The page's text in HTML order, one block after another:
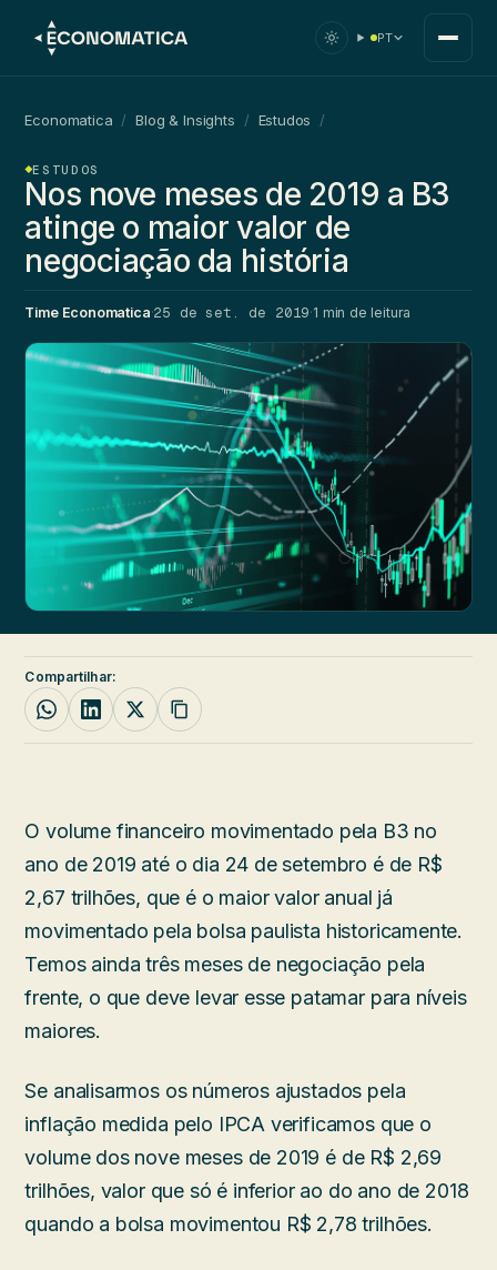
PT
Economatica / Blog & Insights / Estudos /
ESTUDOS
Nos nove meses de 2019 a B3
atinge o maior valor de
negociação da história
Time Economatica·25 de set. de 2019·1 min de leitura
Compartilhar:
O volume financeiro movimentado pela B3 no
ano de 2019 até o dia 24 de setembro é de R$
2,67 trilhões, que é o maior valor anual já
movimentado pela bolsa paulista historicamente.
Temos ainda três meses de negociação pela
frente, o que deve levar esse patamar para níveis
maiores.
Se analisarmos os números ajustados pela
inflação medida pelo IPCA verificamos que o
volume dos nove meses de 2019 é de R$ 2,69
trilhões, valor que só é inferior ao do ano de 2018
quando a bolsa movimentou R$ 2,78 trilhões.